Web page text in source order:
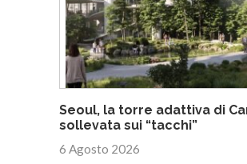
Seoul, la torre adattiva di
sollevata sui “tacchi”
6 Agosto 2026